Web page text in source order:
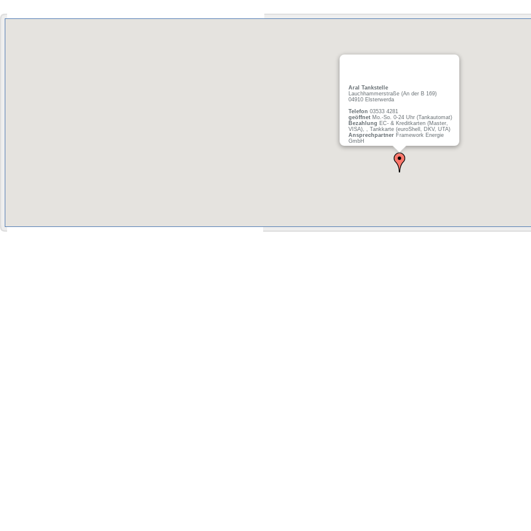
Aral Tankstelle
Lauchhammerstraße (An der B 169)
04910 Elsterwerda
Telefon 03533 4281
geöffnet Mo.-So. 0-24 Uhr (Tankautomat)
Bezahlung EC- & Kreditkarten (Master,
VISA), , Tankkarte (euroShell, DKV, UTA)
Ansprechpartner Framework Energie
GmbH